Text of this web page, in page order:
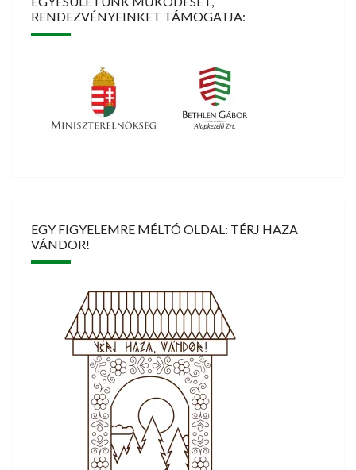
RENDEZVÉNYEINKET TÁMOGATJA:
EGY FIGYELEMRE MÉLTÓ OLDAL: TÉRJ HAZA
VÁNDOR!